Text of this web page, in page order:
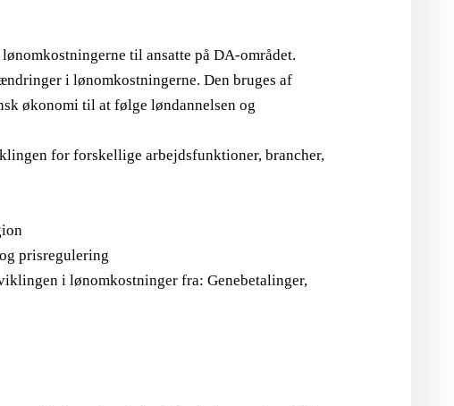
til ansatte på DA-området.
i lønomkostningerne. Den bruges af
økonomi til at følge løndannelsen og
for forskellige arbejdsfunktioner, brancher,
prisregulering
i lønomkostninger fra: Genebetalinger,